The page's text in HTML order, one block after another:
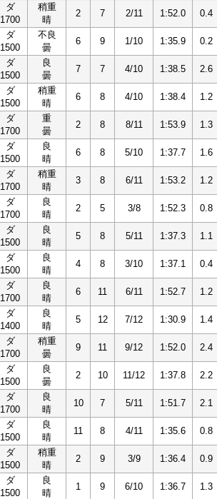
ダ
1700
稍重
晴
2 7 2/11 1:52.0 0.4
ダ
1500
不良
曇
6 9 1/10 1:35.9 0.2
ダ
1500
良
曇
7 7 4/10 1:38.5 2.6
ダ
1500
稍重
晴
6 8 4/10 1:38.4 1.2
ダ
1700
重
曇
2 8 8/11 1:53.9 1.3
ダ
1500
良
晴
6 8 5/10 1:37.7 1.6
ダ
1700
稍重
晴
3 8 6/11 1:53.2 1.2
ダ
1700
良
晴
2 5 3/8 1:52.3 0.8
ダ
1500
良
晴
5 8 5/11 1:37.3 1.1
ダ
1500
良
晴
4 8 3/10 1:37.1 0.4
ダ
1700
良
晴
6 11 6/11 1:52.7 1.2
ダ
1400
良
晴
5 12 7/12 1:30.9 1.4
ダ
1700
稍重
曇
9 11 9/12 1:52.0 2.4
ダ
1500
良
曇
2 10 11/12 1:37.8 2.2
ダ
1700
良
晴
10 7 5/11 1:51.7 2.1
ダ
1500
良
晴
11 8 4/11 1:35.6 0.8
ダ
1500
稍重
晴
2 9 3/9 1:36.4 0.9
ダ
1500
良
晴
1 9 6/10 1:36.7 1.3